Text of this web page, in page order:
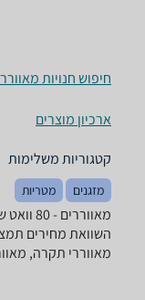
חיפוש חנויות
ארכיון מוצרים
קטגוריות משלימות
מזגנים מטריות
השוואת מחירים
מאווררי תקרה,